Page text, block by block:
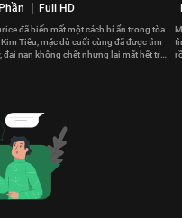
Full HD
đã biến mất một cách bí ẩn trong tòa
Tiêu, mặc dù cuối cùng đã được tìm
đại nạn không chết nhưng lại mất hết trí